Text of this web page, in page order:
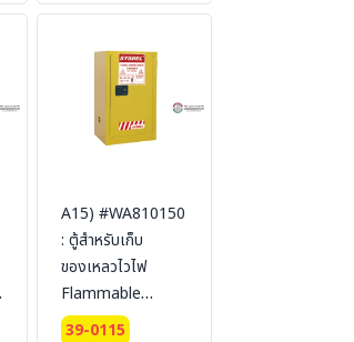
165x150x86
สายดิน)
A15) #WA810150
: ตู้สำหรับเก็บ
ของเหลวไวไฟ
Flammable
Cabinets 57 L 1
39-0115